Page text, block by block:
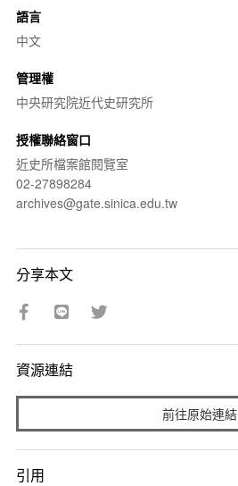
語言
中文
管理權
中央研究院近代史研究所
授權聯絡窗口
近史所檔案館閱覽室
02-27898284
archives@gate.sinica.edu.tw
分享本文
資源連結
前往原始連結
引用